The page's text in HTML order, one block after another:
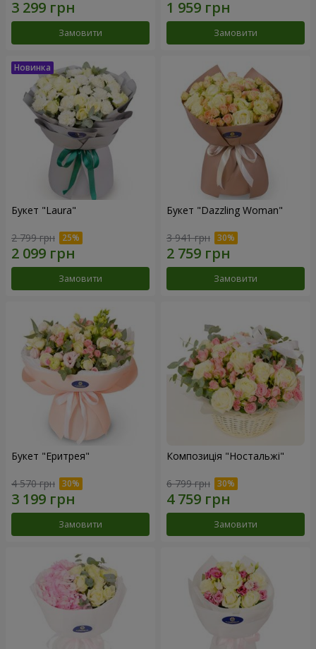
Замовити Замовити
Букет "Laura"
2 799 грн
Замовити
Букет "Dazzling Woman"
3 941 грн
Замовити
Букет "Еритрея"
4 570 грн
Замовити
Композиція "Ностальжі"
6 799 грн
Замовити